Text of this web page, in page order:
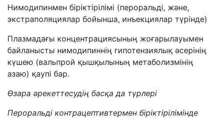
Нимодипинмен біріктірілімі (пероральді, және,
экстраполяциялар бойынша, инъекциялар түрінде)
Плазмадағы концентрациясының жоғарылауымен
байланысты нимодипиннің гипотензиялық әсерінің
күшею (вальпрой қышқылының метаболизмінің
азаю) қаупі бар.
Өзара әрекеттесудің басқа да түрлері
Пероральді контрацептивтермен біріктірілімінде